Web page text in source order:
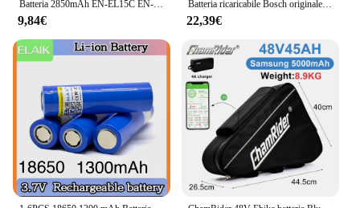
9,84€
Batteria ricaricabile Bosch originale 18V 8.0Ah 100%, adatta per batteria di alimentazione 5C ad alta potenza tool BAT609 BAT618 GBA18V80 21700
22,39€